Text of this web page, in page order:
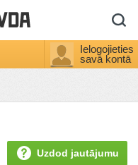
Ielogojieties
savā kontā
Uzdod jautājumu